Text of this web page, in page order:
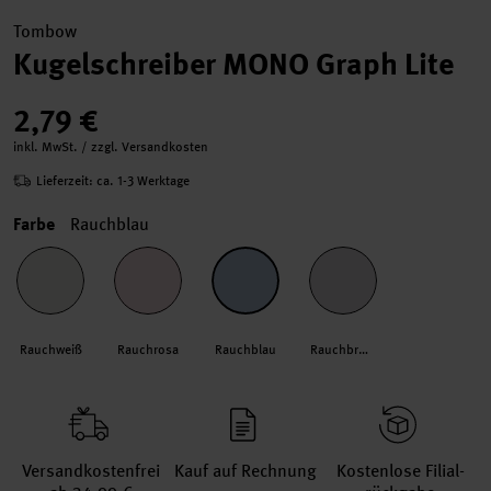
Tombow
Kugelschreiber MONO Graph Lite
2,79 €
inkl. MwSt. / zzgl. Versandkosten
Lieferzeit: ca. 1-3 Werktage
Farbe Rauchblau
Rauchweiß Rauchrosa Rauchblau Rauchbraun
Versand­kosten­frei
Kauf auf Rechnung
Kosten­lose Filial­